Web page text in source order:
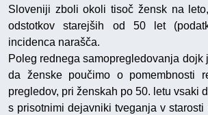
Sloveniji zboli okoli tisoč žensk na
odstotkov starejših od 50 let
incidenca narašča.
Poleg rednega samopregledovanja dojk
da ženske poučimo o pomembnosti
pregledov, pri ženskah po 50. letu vsaki
s prisotnimi dejavniki tveganja v